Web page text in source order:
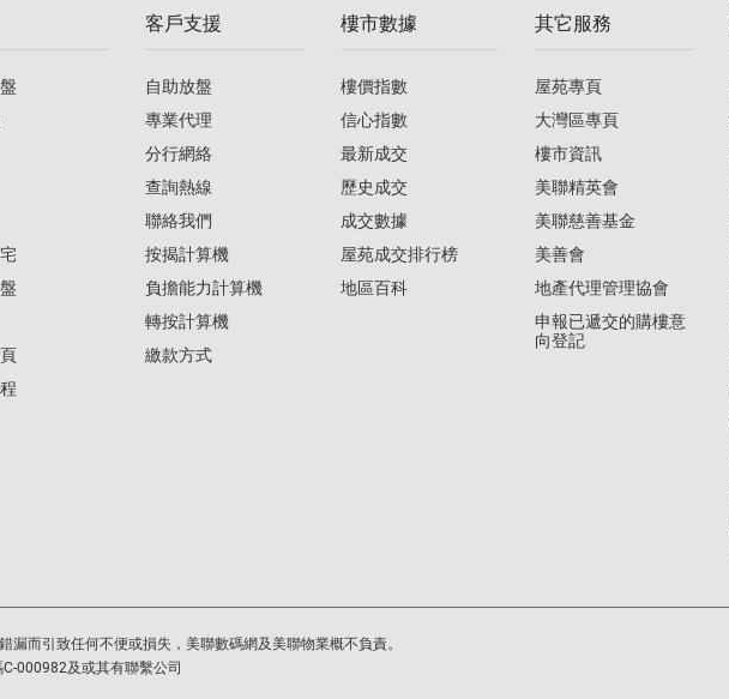
03/08/2026)
客戶支援
自助放盤
專業代理
分行網絡
查詢熱線
聯絡我們
按揭計算機
負擔能力計算機
轉按計算機
繳款方式
樓市數據
樓價指數
信心指數
最新成交
歷史成交
成交數據
屋苑成交排行榜
地區百科
其它服務
屋苑專頁
大灣區專頁
樓市資訊
美聯精英會
美聯慈善基金
美善會
地產代理管理協會
申報已遞交的購樓意
向登記
漏而引致任何不便或損失，美聯數碼網及美聯物業概不負責。
000982及或其有聯繫公司